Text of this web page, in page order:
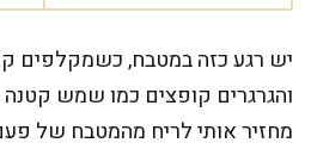
יש רגע כזה במטבח, כשמקלפים
והגרגרים קופצים כמו שמש
מחזיר אותי לריח מהמטבח של